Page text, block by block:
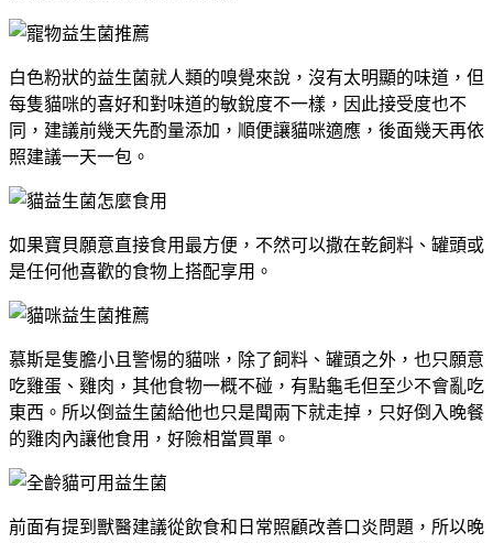
白色粉狀的益生菌就人類的嗅覺來說，沒有太明顯的味道，但
每隻貓咪的喜好和對味道的敏銳度不一樣，因此接受度也不
同，建議前幾天先酌量添加，順便讓貓咪適應，後面幾天再依
照建議一天一包。
如果寶貝願意直接食用最方便，不然可以撒在乾飼料、罐頭或
是任何他喜歡的食物上搭配享用。
慕斯是隻膽小且警惕的貓咪， 除了飼料、罐頭之外，也只願意
吃雞蛋、雞肉，其他食物一概不碰，有點龜毛但至少不會亂吃
東西。所以倒益生菌給他也只是聞兩下就走掉，只好倒入晚餐
的雞肉內讓他食用，好險相當買單。
前面有提到獸醫建議從飲食和日常照顧改善口炎問題，所以晚